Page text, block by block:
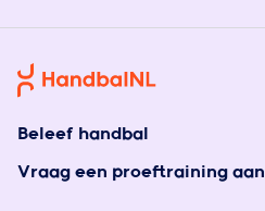
Beleef handbal
Vraag een proeftraining aan